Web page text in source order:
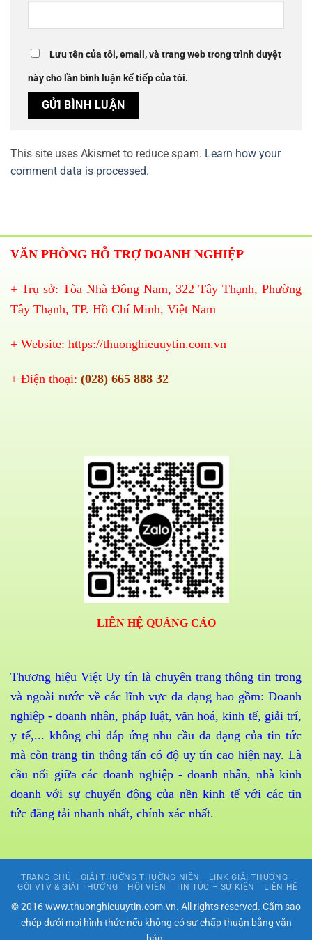
Lưu tên của tôi, email, và trang web trong trình duyệt
này cho lần bình luận kế tiếp của tôi.
This site uses Akismet to reduce spam. Learn how your
comment data is processed.
VĂN PHÒNG HỖ TRỢ DOANH NGHIỆP
+ Trụ sở: Tòa Nhà Đông Nam, 322 Tây Thạnh, Phường
Tây Thạnh, TP. Hồ Chí Minh, Việt Nam
+ Website: https://thuonghieuuytin.com.vn
+ Điện thoại: (028) 665 888 32
LIÊN HỆ QUẢNG CÁO
Thương hiệu Việt Uy tín là chuyên trang thông tin trong
và ngoài nước về các lĩnh vực đa dạng bao gồm: Doanh
nghiệp - doanh nhân, pháp luật, văn hoá, kinh tế, giải trí,
y tế,... không chỉ đáp ứng nhu cầu đa dạng của tin tức
mà còn trang tin thông tấn có độ uy tín cao hiện nay. Là
cầu nối giữa các doanh nghiệp - doanh nhân, nhà kinh
doanh với sự chuyển động của nền kinh tế với các tin
tức đăng tải nhanh nhất, chính xác nhất.
TRANG CHỦ GIẢI THƯỞNG THƯỜNG NIÊN
LINK GIẢI THƯỞNG
GÓI VTV & GIẢI THƯỞNG
HỘI VIÊN TIN TỨC – SỰ KIỆN LIÊN HỆ
© 2016 www.thuonghieuuytin.com.vn. All rights reserved. Cấm sao
chép dưới mọi hình thức nếu không có sự chấp thuận bằng văn